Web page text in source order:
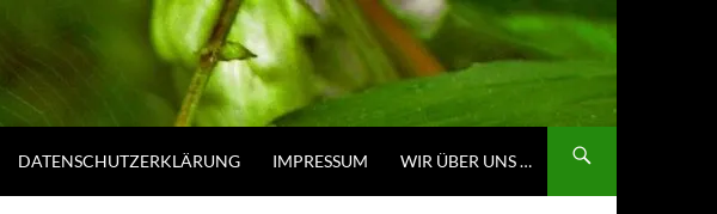
DATENSCHUTZERKLÄRUNG IMPRESSUM WIR ÜBER UNS …